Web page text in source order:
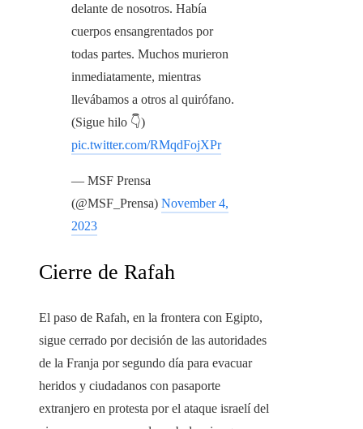
delante de nosotros. Había
cuerpos ensangrentados por
todas partes. Muchos murieron
inmediatamente, mientras
llevábamos a otros al quirófano.
(Sigue hilo 👇)
pic.twitter.com/RMqdFojXPr
— MSF Prensa
(@MSF_Prensa) November 4,
2023
Cierre de Rafah
El paso de Rafah, en la frontera con Egipto,
sigue cerrado por decisión de las autoridades
de la Franja por segundo día para evacuar
heridos y ciudadanos con pasaporte
extranjero en protesta por el ataque israelí del